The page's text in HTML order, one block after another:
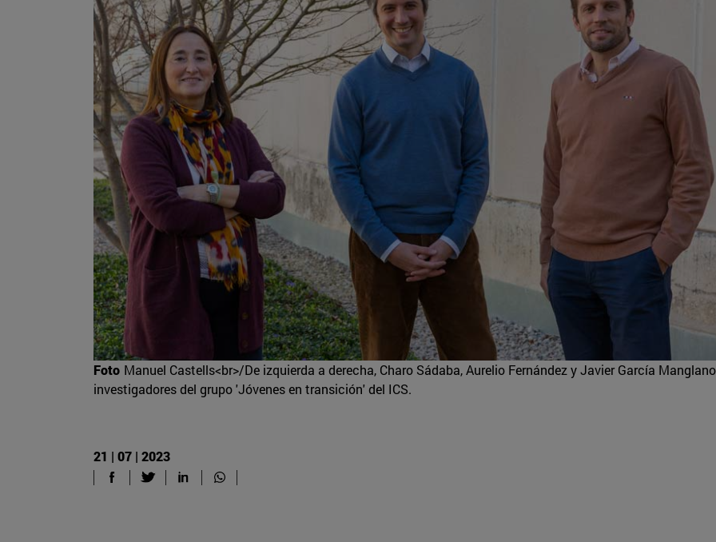
Foto Manuel Castells<br>/De izquierda a derecha, Charo Sádaba, Aurelio Fernández y Javier García
investigadores del grupo 'Jóvenes en transición' del ICS.
21 | 07 | 2023